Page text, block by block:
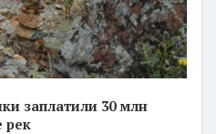
заплатили 30 млн
рек